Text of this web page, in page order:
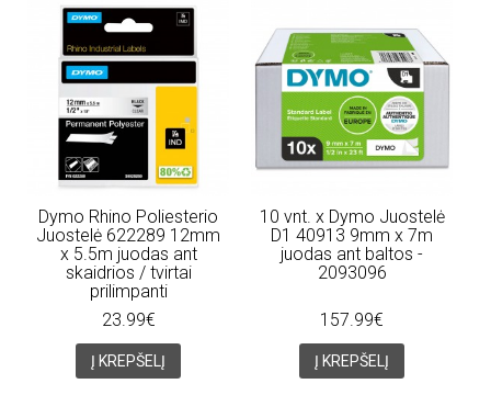
Dymo Rhino Poliesterio
Juostelė 622289 12mm
x 5.5m juodas ant
skaidrios / tvirtai
prilimpanti
23.99€
Į KREPŠELĮ
10 vnt. x Dymo Juostelė
D1 40913 9mm x 7m
juodas ant baltos -
2093096
157.99€
Į KREPŠELĮ